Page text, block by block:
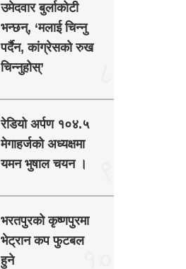
उमेदवार बुर्लाकोटी
भन्छन्, ‘मलाई चिन्नु
पर्दैन, कांग्रेसको रुख
चिन्नुहोस्’
रेडियो अर्पण १०४.५
मेगाहर्जको अध्यक्षमा
यमन भुषाल चयन ।
भरतपुरको कृष्णपुरमा
भेट्रान कप फुटबल
हुने